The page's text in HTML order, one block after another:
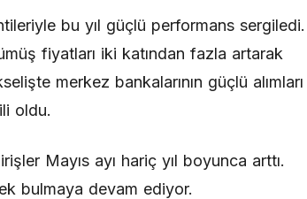
bu yıl güçlü performans sergiledi.
fiyatları iki katından fazla artarak
merkez bankalarının güçlü alımları
oldu.
Mayıs ayı hariç yıl boyunca arttı.
bulmaya devam ediyor.